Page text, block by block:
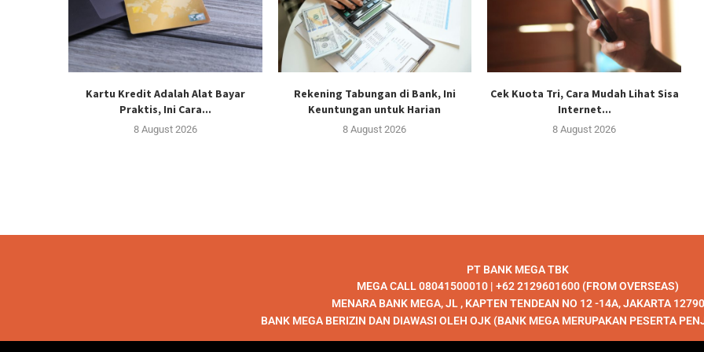
Kartu Kredit Adalah Alat Bayar
Praktis, Ini Cara...
8 August 2026
Rekening Tabungan di Bank, Ini
Keuntungan untuk Harian
8 August 2026
Cek Kuota Tri, Cara Mudah Lihat Sisa
Internet...
8 August 2026
PT BANK MEGA TBK
MEGA CALL 08041500010 | +62 2129601600 (FROM OVERSEAS)
MENARA BANK MEGA, JL , KAPTEN TENDEAN NO 12 -14A, JAKARTA 12790
BANK MEGA BERIZIN DAN DIAWASI OLEH OJK (BANK MEGA MERUPAKAN PESERTA